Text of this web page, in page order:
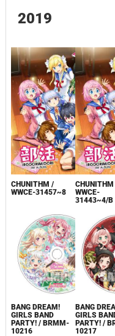
2019
CHUNITHM /
WWCE-31457~8
WWCE-
31443~4/B
BANG DREAM!
GIRLS BAND
PARTY! / BRMM-
10216
BANG
GIRLS
PARTY! /
10217